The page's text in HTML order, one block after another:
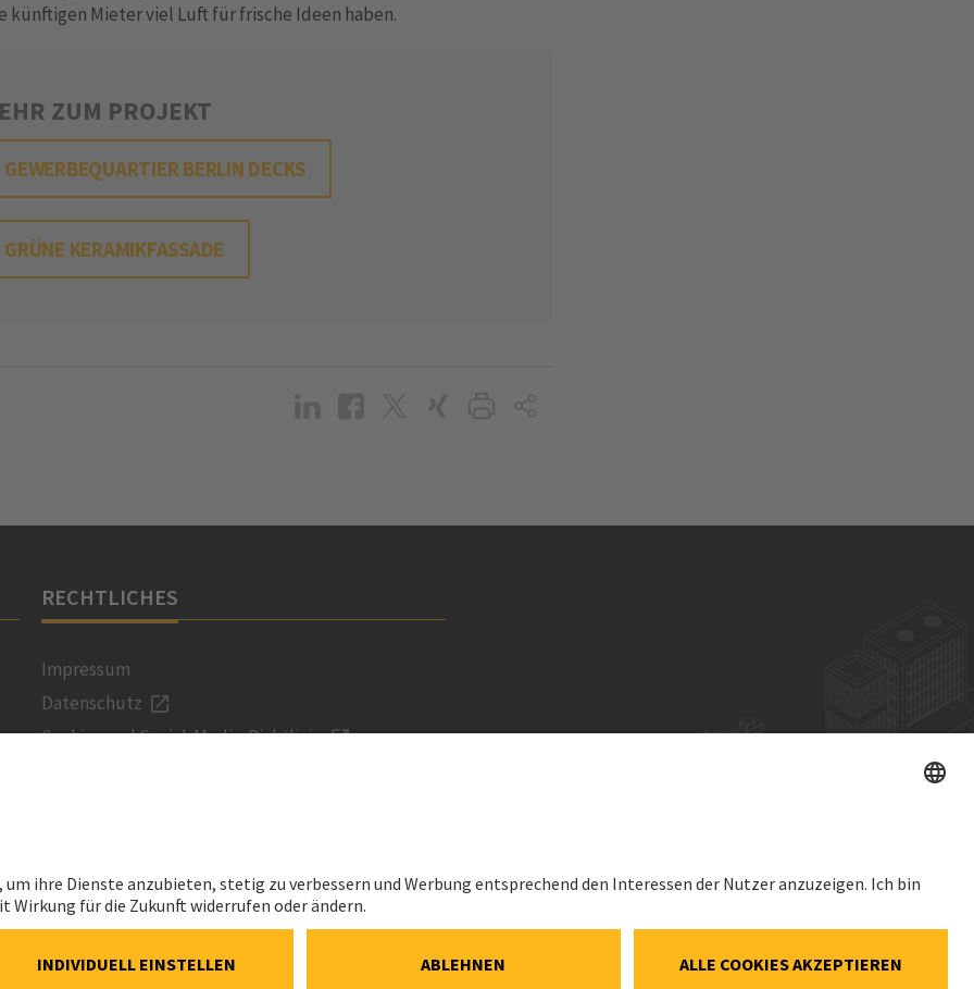
künftigen Mieter viel Luft für frische Ideen haben.
ZUM PROJEKT
GEWERBEQUARTIER BERLIN DECKS
GRÜNE KERAMIKFASSADE
RECHTLICHES
Impressum
Datenschutz
Cookie- und Social-Media-Richtlinie